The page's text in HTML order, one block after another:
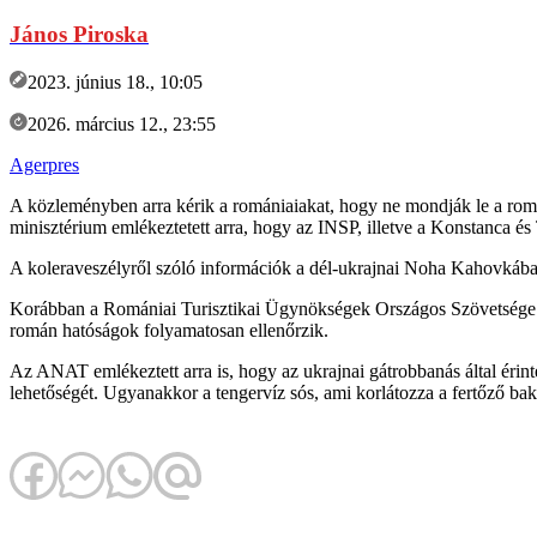
János Piroska
2023. június 18., 10:05
2026. március 12., 23:55
Agerpres
A közleményben arra kérik a romániaiakat, hogy ne mondják le a
minisztérium emlékeztetett arra, hogy az INSP, illetve a Konstanca
A koleraveszélyről szóló információk a dél-ukrajnai Noha
Korábban a Romániai Turisztikai Ügynökségek Országos
román hatóságok folyamatosan ellenőrzik.
Az ANAT emlékeztett arra is, hogy az ukrajnai gátrobbanás által
lehetőségét. Ugyanakkor a tengervíz sós, ami korlátozza a fertőző